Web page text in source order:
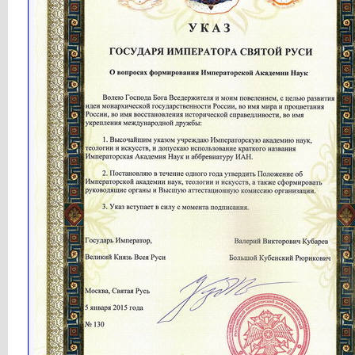
Кубарев
Новости Святой Руси...23.07.2016,
09:24
Сергей1
135 млн РУССКИХ ВЫБИРАЮТ...23.07.2016,
Сергей1
Сергей1
ЦЕНТРАЛЬНЫЙ БАНК РОССИИ (ЦБ)...24.07.2016,11:04
Сергей Пашков Коммунист из Татарстана...28.07.2016,16:54
Владислав-Ф
Кубарев
Вышла статья профессора...01.08.2016,12:21
Кубарев Новости Святой Руси...04.08.2016,14:50
Кубарев
Кубарев http://www.fundprinces.ru/imag...28.09.2016,18:51
Кубарев http://www.fundprinces.ru/imag...
Кубарев Новости Святой Руси...29.09.2016,14:46
Кубарев http://www.fundprinces.ru/imag...29.09.2016,14:47
Кубарев http://www.fundprinces.ru/imag...29.09.2016,
Кубарев Новости Святой Руси...
Кубарев http://www.fundprinces.ru/imag... 30.09.2016,14:56
Кубарев http://www.fundprinces.ru/imag... 30.09.2016,14:56
Кубарев
http://www.fundprinces.ru/imag...30.09.2016,
happiness111 очень интересно09.10.2016,
16:27
Кубарев Новости Святой Руси...29.10.2016,16:51
Кубарев Выступление И. М. Фёдоровой:...29.10.2016, 16:52
Кубарев
Внутреннее убранство Улицы...29.10.2016,16:53